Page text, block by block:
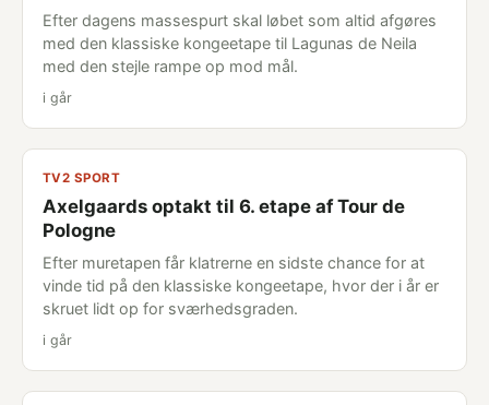
Efter dagens massespurt skal løbet som altid afgøres
med den klassiske kongeetape til Lagunas de Neila
med den stejle rampe op mod mål.
i går
TV2 SPORT
Axelgaards optakt til 6. etape af Tour de
Pologne
Efter muretapen får klatrerne en sidste chance for at
vinde tid på den klassiske kongeetape, hvor der i år er
skruet lidt op for sværhedsgraden.
i går